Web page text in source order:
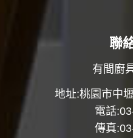
聯
有間廚
地址:桃園市中
電話
傳真